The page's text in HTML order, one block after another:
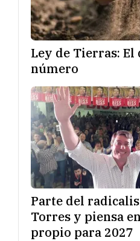
Ley de Tierras: El
número
Parte del
Torres y piensa
propio para 2027